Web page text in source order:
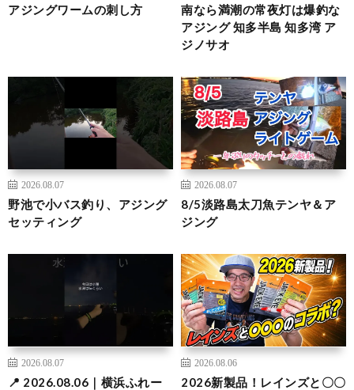
アジングワームの刺し方
南なら満潮の常夜灯は爆釣な
アジング 知多半島 知多湾 ア
ジノサオ
2026.08.07
野池で小バス釣り、アジング
セッティング
2026.08.07
8/5淡路島太刀魚テンヤ＆ア
ジング
2026.08.07
📍 2026.08.06｜横浜ふれー
2026.08.06
2026新製品！レインズと〇〇